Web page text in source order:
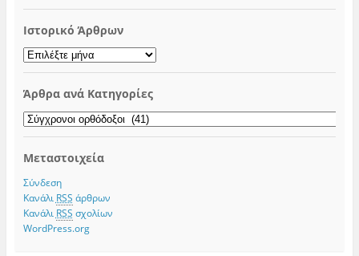
Ιστορικό Άρθρων
Ιστορικό
Άρθρων
Άρθρα ανά Κατηγορίες
Άρθρα
ανά
Μεταστοιχεία
Σύνδεση
Κανάλι RSS άρθρων
Κανάλι RSS σχολίων
WordPress.org